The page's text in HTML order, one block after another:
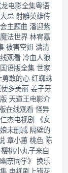
电影全集粤语
忌 射雕英雄传
主题曲 潘迎紫
法世界 林宥嘉
被害空姐 满清
观看 冷血人狼
语版全集 世家
敢的心 红蜘蛛
多美丽 姜子牙
天道王电影介
在线观看 怪异
杰电视剧 《女
未删减 隔壁的
章小蕙 桃色 陈
桃小丸子来自
奈同学》 换乐
电视剧上错花